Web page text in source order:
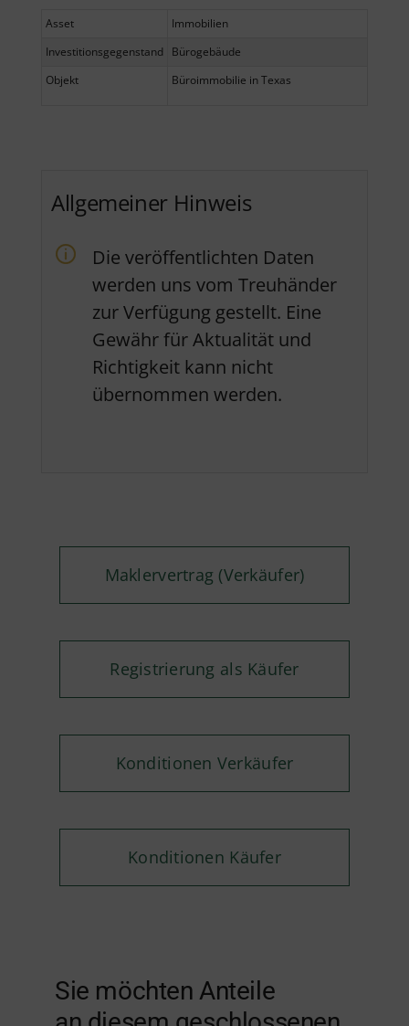
Asset
Immobilien
Investitionsgegenstand
Bürogebäude
Objekt
Büroimmobilie in Texas
Allgemeiner Hinweis
Die veröffentlichten Daten
werden uns vom Treuhänder
zur Verfügung gestellt. Eine
Gewähr für Aktualität und
Richtigkeit kann nicht
übernommen werden.
Maklervertrag (Verkäufer)
Registrierung als Käufer
Konditionen Verkäufer
Konditionen Käufer
Sie möchten Anteile